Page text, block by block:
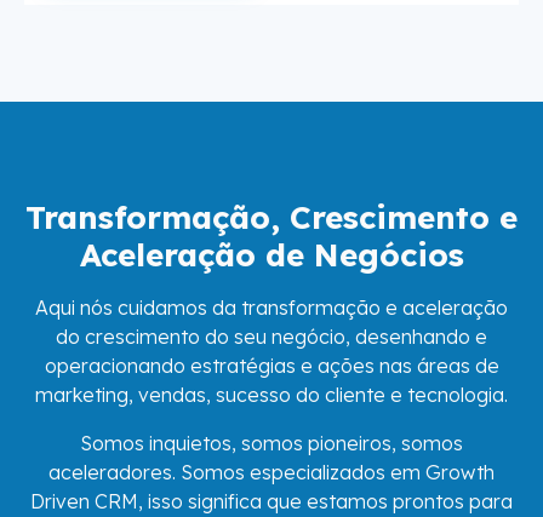
Transformação, Crescimento e
Aceleração de Negócios
Aqui nós cuidamos da transformação e aceleração
do crescimento do seu negócio, desenhando e
operacionando estratégias e ações nas áreas de
marketing, vendas, sucesso do cliente e tecnologia.
Somos inquietos, somos pioneiros, somos
aceleradores. Somos especializados em Growth
Driven CRM, isso significa que estamos prontos para